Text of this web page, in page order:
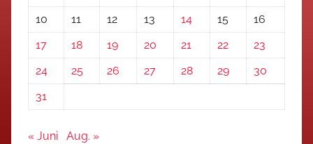
10
11 12 13 14 15
16
17
18 19 20 21 22
23
24
25 26 27 28 29
30
31
« Juni Aug. »